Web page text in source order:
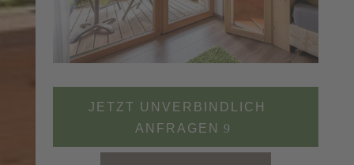
JETZT UNVERBINDLICH
ANFRAGEN